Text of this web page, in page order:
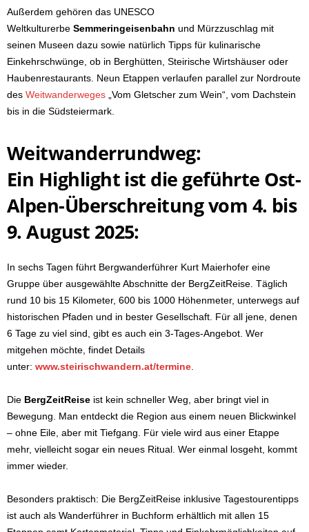
Außerdem gehören das UNESCO
Weltkulturerbe Semmeringeisenbahn und Mürzzuschlag mit
seinen Museen dazu sowie natürlich Tipps für kulinarische
Einkehrschwünge, ob in Berghütten, Steirische Wirtshäuser oder
Haubenrestaurants. Neun Etappen verlaufen parallel zur Nordroute
des Weitwanderweges „Vom Gletscher zum Wein“, vom Dachstein
bis in die Südsteiermark.
Weitwanderrundweg:
Ein Highlight ist die geführte Ost-
Alpen-Überschreitungvom 4. bis
9. August 2025:
In sechs Tagen führt Bergwanderführer Kurt Maierhofer eine
Gruppe über ausgewählte Abschnitte der BergZeitReise. Täglich
rund 10 bis 15 Kilometer, 600 bis 1000 Höhenmeter, unterwegs auf
historischen Pfaden und in bester Gesellschaft. Für all jene, denen
6 Tage zu viel sind, gibt es auch ein 3-Tages-Angebot. Wer
mitgehen möchte, findet Details
unter: www.steirischwandern.at/termine.
Die BergZeitReise ist kein schneller Weg, aber bringt viel in
Bewegung. Man entdeckt die Region aus einem neuen Blickwinkel
– ohne Eile, aber mit Tiefgang. Für viele wird aus einer Etappe
mehr, vielleicht sogar ein neues Ritual. Wer einmal losgeht, kommt
immer wieder.
Besonders praktisch: Die BergZeitReise inklusive Tagestourentipps
ist auch als Wanderführer in Buchform erhältlich mit allen 15